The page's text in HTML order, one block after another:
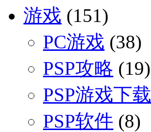
游戏 (151)
PC游戏 (38)
PSP攻略 (19)
PSP游戏下载
PSP软件 (8)